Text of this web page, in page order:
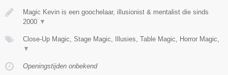
Magic Kevin is een goochelaar, illusionist & mentalist die sinds
2000 ▼
Close-Up Magic, Stage Magic, Illusies, Table Magic, Horror Magic,
▼
Openingstijden onbekend